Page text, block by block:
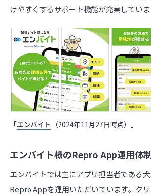
けやすくするサポート機能が充実していま
「エンバイト （2024年11月27日時点）」
エンバイト様のRepro App運用体
エンバイトでは主にアプリ担当者である
Repro Appを運用いただいています。ク